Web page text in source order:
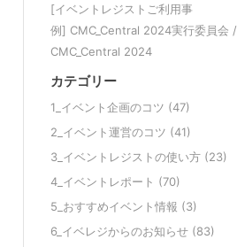
[イベントレジストご利用事
例] CMC_Central 2024実行委員会 /
CMC_Central 2024
カテゴリー
1_イベント企画のコツ (47)
2_イベント運営のコツ (41)
3_イベントレジストの使い方 (23)
4_イベントレポート (70)
5_おすすめイベント情報 (3)
6_イベレジからのお知らせ (83)